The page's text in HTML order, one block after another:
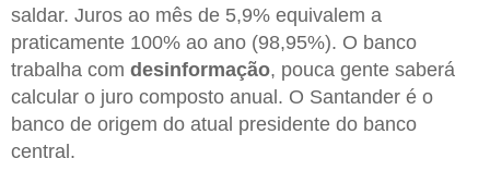
saldar. Juros ao mês de 5,9% equivalem a
praticamente 100% ao ano (98,95%). O banco
trabalha com desinformação, pouca gente saberá
calcular o juro composto anual. O Santander é o
banco de origem do atual presidente do banco
central.